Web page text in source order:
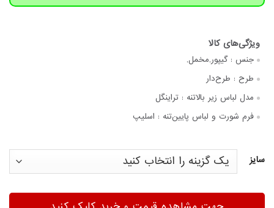
جنس : گیپور,مخمل,
طرح : طرح‌دار
مدل لباس زیر بالاتنه : تراینگل
فرم شورت و لباس پایین‌تنه : اسلیپ
سایز